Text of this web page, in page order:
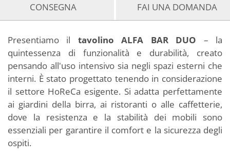
CONSEGNA FAI UNA DOMANDA
Presentiamo il tavolino ALFA BAR DUO – la
quintessenza di funzionalità e durabilità, creato
pensando all'uso intensivo sia negli spazi esterni che
interni. È stato progettato tenendo in considerazione
il settore HoReCa esigente. Si adatta perfettamente
ai giardini della birra, ai ristoranti o alle caffetterie,
dove la resistenza e la stabilità dei mobili sono
essenziali per garantire il comfort e la sicurezza degli
ospiti.